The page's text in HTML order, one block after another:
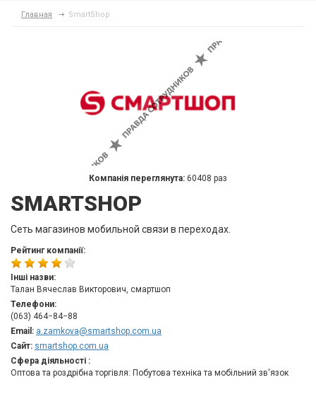
Главная SmartShop
Компанія переглянута: 60408 раз
SMARTSHOP
Cеть магазинов мобильной связи в переходах.
Рейтинг компанії:
Інші назви:
Талан Вячеслав Викторович, смартшоп
Телефони:
(063) 464−84−88
Email: a.zamkova@smartshop.com.ua
Сайт: smartshop.com.ua
Сфера діяльності :
Оптова та роздрібна торгівля: Побутова техніка та мобільний зв'язок